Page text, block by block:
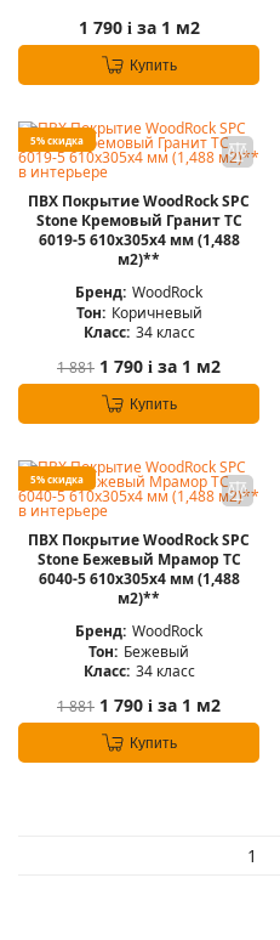
1 790 iза 1 м2
Купить
5% скидка
ПВХ Покрытие WoodRock SPC
Stone Кремовый Гранит TC
6019-5 610х305х4 мм (1,488
м2)**
Бренд: WoodRock
Тон: Коричневый
Класс: 34 класс
1 881 1 790 i за 1 м2
Купить
5% скидка
ПВХ Покрытие WoodRock SPC
Stone Бежевый Мрамор TC
6040-5 610х305х4 мм (1,488
м2)**
Бренд: WoodRock
Тон: Бежевый
Класс: 34 класс
1 881 1 790 i за 1 м2
Купить
1